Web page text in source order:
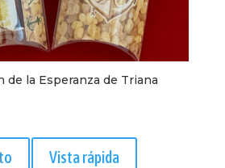
de la Esperanza de Triana
Vista rápida